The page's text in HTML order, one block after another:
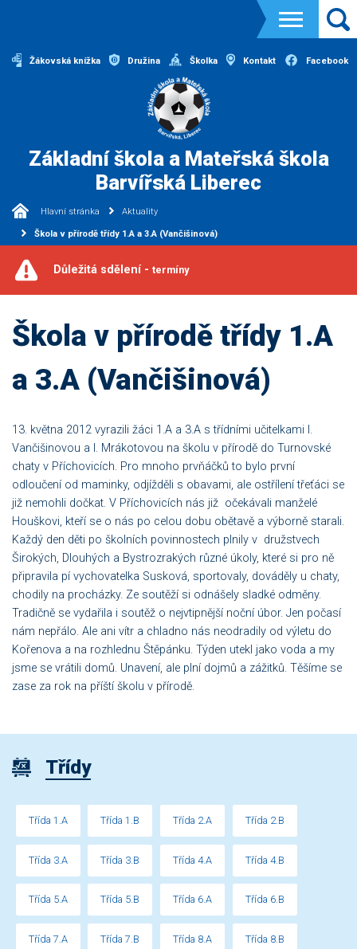
Žákovská knížka Družina Školka Kontakt Facebook
Základní škola a Mateřská škola
Barvířská Liberec
Hlavní stránka Aktuality
Škola v přírodě třídy 1.A a 3.A (Vančišinová)
Důležitá sdělení - termíny
Škola v přírodě třídy 1.A
a 3.A (Vančišinová)
13. května 2012 vyrazili žáci 1.A a 3.A s třídními učitelkami I.
Vančišinovou a I. Mrákotovou na školu v přírodě do Turnovské
chaty v Příchovicích. Pro mnoho prvňáčků to bylo první
odloučení od maminky, odjížděli s obavami, ale ostřílení třeťáci se
již nemohli dočkat. V Příchovicích nás již očekávali manželé
Houškovi, kteří se o nás po celou dobu obětavě a výborně starali.
Každý den děti po školních povinnostech plnily v družstvech
Širokých, Dlouhých a Bystrozrakých různé úkoly, které si pro ně
připravila pí vychovatelka Susková, sportovaly, dováděly u chaty,
chodily na procházky. Ze soutěží si odnášely sladké odměny.
Tradičně se vydařila i soutěž o nejvtipnější noční úbor. Jen počasí
nám nepřálo. Ale ani vítr a chladno nás neodradily od výletu do
Kořenova a na rozhlednu Štěpánku. Týden utekl jako voda a my
jsme se vrátili domů. Unavení, ale plní dojmů a zážitků. Těšíme se
zase za rok na příští školu v přírodě.
Třídy
Třída 1.A Třída 1.B Třída 2.A Třída 2.B
Třída 3.A Třída 3.B Třída 4.A Třída 4.B
Třída 5.A Třída 5.B Třída 6.A Třída 6.B
Třída 7.A Třída 7.B Třída 8.A Třída 8.B